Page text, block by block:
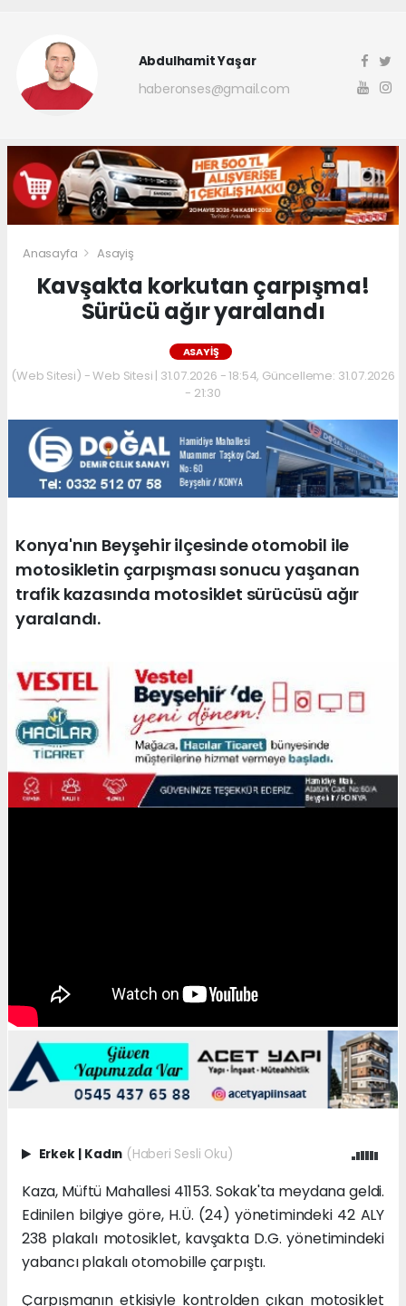
Abdulhamit Yaşar
haberonses@gmail.com
Anasayfa Asayiş
Kavşakta korkutan çarpışma!
Sürücü ağır yaralandı
ASAYIŞ
(Web Sitesi) - Web Sitesi | 31.07.2026 - 18:54, Güncelleme: 31.07.2026
- 21:30
Konya'nın Beyşehir ilçesinde otomobil ile
motosikletin çarpışması sonucu yaşanan
trafik kazasında motosiklet sürücüsü ağır
yaralandı.
Erkek | Kadın (Haberi Sesli Oku)
Kaza, Müftü Mahallesi 41153. Sokak'ta meydana geldi.
Edinilen bilgiye göre, H.Ü. (24) yönetimindeki 42 ALY
238 plakalı motosiklet, kavşakta D.G. yönetimindeki
yabancı plakalı otomobille çarpıştı.
Çarpışmanın etkisiyle kontrolden çıkan motosiklet